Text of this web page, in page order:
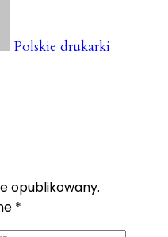
Polskie drukarki
opublikowany.
*